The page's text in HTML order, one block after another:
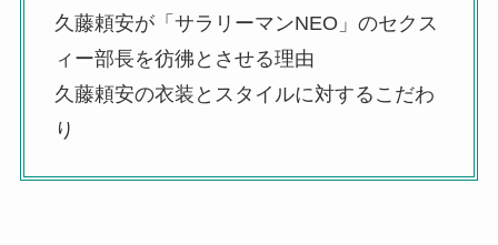
久藤頼安が「サラリーマンNEO」のセクス
ィー部長を彷彿とさせる理由
久藤頼安の衣装とスタイルに対するこだわ
り